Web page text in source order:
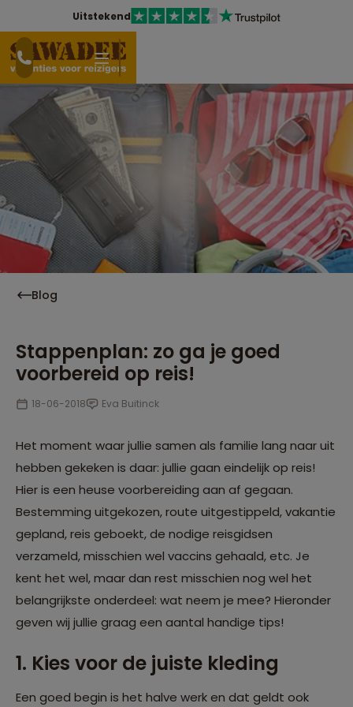
Uitstekend
Blog
Stappenplan: zo ga je goed
voorbereid op reis!
18-06-2018 Eva Buitinck
Het moment waar jullie samen als familie lang naar uit
hebben gekeken is daar: jullie gaan eindelijk op reis!
Hier is een heuse voorbereiding aan af gegaan.
Bestemming uitgekozen, route uitgestippeld, vakantie
gepland, reis geboekt, de nodige reisgidsen
verzameld, misschien wel vaccins gehaald, etc. Je
kent het wel, maar dan rest misschien nog wel het
belangrijkste onderdeel: wat neem je mee? Hieronder
geven wij jullie graag een aantal handige tips!
1. Kies voor de juiste kleding
Een goed begin is het halve werk en dat geldt ook